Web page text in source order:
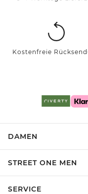
Kostenfreie
DAMEN
STREET ONE MEN
SERVICE